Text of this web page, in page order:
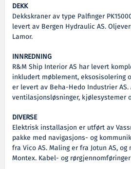
DEKK
Dekkskraner av type Palfinger
levert av Bergen Hydraulic AS.
Lamor.
INNREDNING
R&M Ship Interior AS har levert
inkludert møblement, eksosisolering
er levert av Beha-Hedo Industrier
ventilasjonsløsninger, kjølesystemer
DIVERSE
Elektrisk installasjon er utført av
pakke med navigasjons- og
fra Vico AS. Maling er fra Jotun AS,
Montex. Kabel- og